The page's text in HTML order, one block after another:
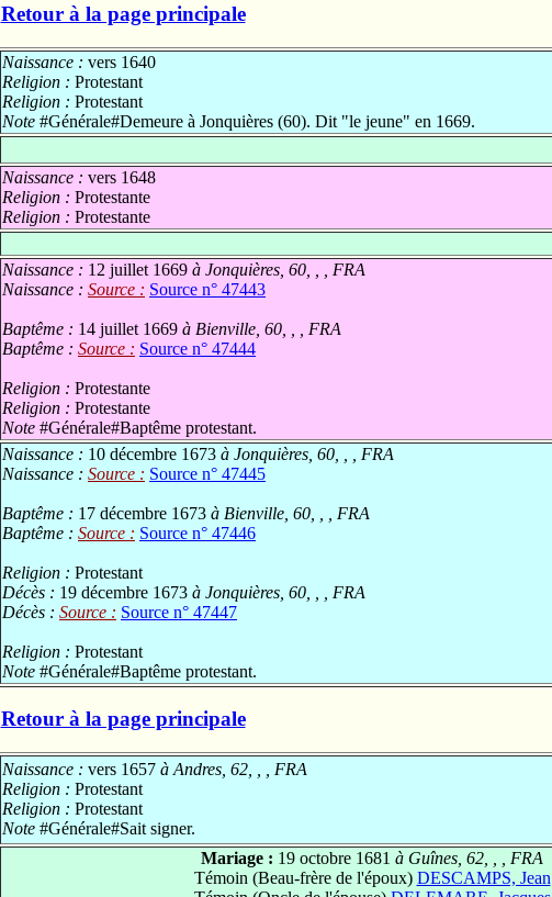
Retour à la page principale
Naissance : vers 1640
Religion : Protestant
Religion : Protestant
Note #Générale#Demeure à Jonquières (60). Dit "le jeune" en 1669.
Naissance : vers 1648
Religion : Protestante
Religion : Protestante
Naissance : 12 juillet 1669 à Jonquières, 60, , , FRA
Naissance : Source : Source n° 47443
Baptême : 14 juillet 1669 à Bienville, 60, , , FRA
Baptême : Source : Source n° 47444
Religion : Protestante
Religion : Protestante
Note #Générale#Baptême protestant.
Naissance : 10 décembre 1673 à Jonquières, 60, , , FRA
Naissance : Source : Source n° 47445
Baptême : 17 décembre 1673 à Bienville, 60, , , FRA
Baptême : Source : Source n° 47446
Religion : Protestant
Décès : 19 décembre 1673 à Jonquières, 60, , , FRA
Décès : Source : Source n° 47447
Religion : Protestant
Note #Générale#Baptême protestant.
Retour à la page principale
Naissance : vers 1657 à Andres, 62, , , FRA
Religion : Protestant
Religion : Protestant
Note #Générale#Sait signer.
Mariage : 19 octobre 1681 à Guînes, 62, , , FRA
Témoin (Beau-frère de l'époux) DESCAMPS, Jean